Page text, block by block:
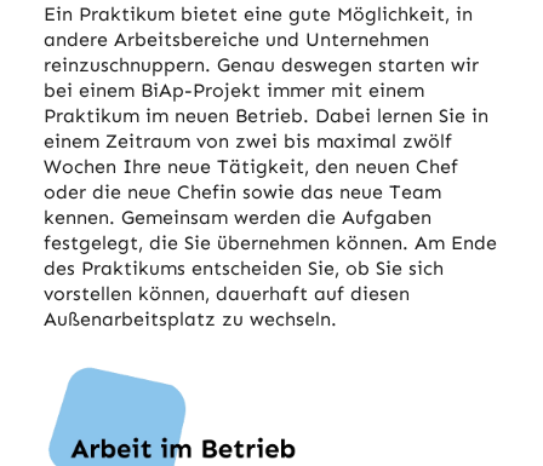
Ein Praktikum bietet eine gute Möglichkeit, in
andere Arbeitsbereiche und Unternehmen
reinzuschnuppern. Genau deswegen starten wir
bei einem BiAp-Projekt immer mit einem
Praktikum im neuen Betrieb. Dabei lernen Sie in
einem Zeitraum von zwei bis maximal zwölf
Wochen Ihre neue Tätigkeit, den neuen Chef
oder die neue Chefin sowie das neue Team
kennen. Gemeinsam werden die Aufgaben
festgelegt, die Sie übernehmen können. Am Ende
des Praktikums entscheiden Sie, ob Sie sich
vorstellen können, dauerhaft auf diesen
Außenarbeitsplatz zu wechseln.